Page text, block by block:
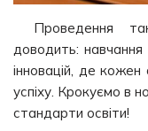
Проведення
доводить:
інновацій, де
успіху. Крокуємо в
стандарти освіти!